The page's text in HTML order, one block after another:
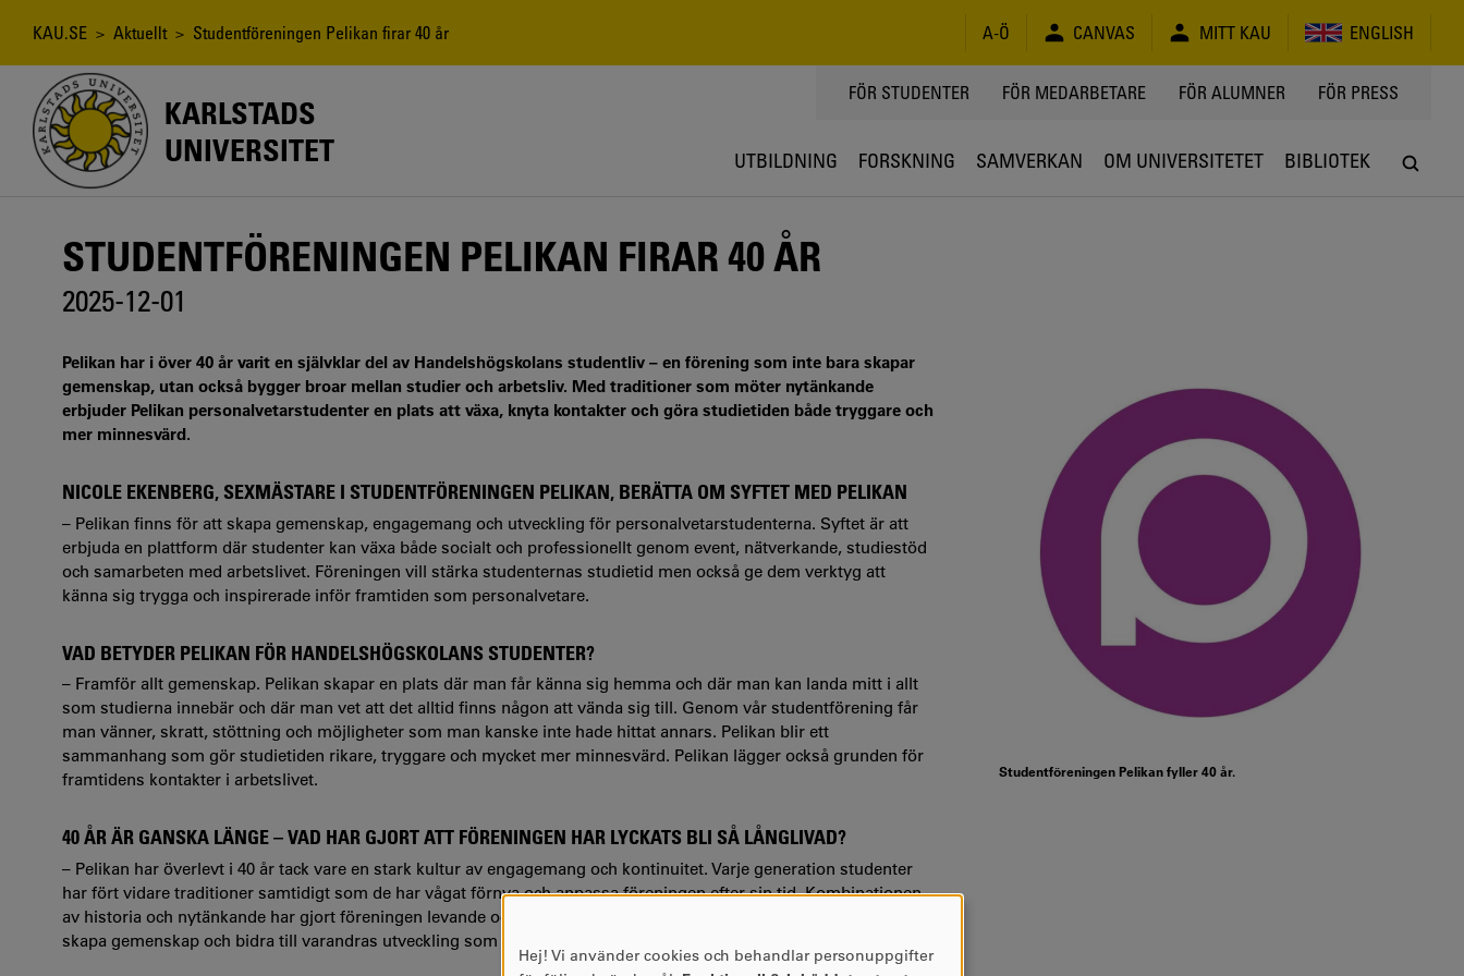
Länkstig
KAU.SE > Aktuellt > Studentföreningen Pelikan firar 40 år A-Ö CANVAS MITT KAU ENGLISH
KARLSTADS
UNIVERSITET
TOPPMENY
FÖR STUDENTER FÖR MEDARBETARE FÖR ALUMNER FÖR PRESS
UTBILDNING FORSKNING SAMVERKAN OM UNIVERSITETET BIBLIOTEK
STUDENTFÖRENINGEN PELIKAN FIRAR 40 ÅR
2025-12-01
Pelikan har i över 40 år varit en självklar del av Handelshögskolans studentliv – en förening som inte bara skapar
gemenskap, utan också bygger broar mellan studier och arbetsliv. Med traditioner som möter nytänkande
erbjuder Pelikan personalvetarstudenter en plats att växa, knyta kontakter och göra studietiden både tryggare och
mer minnesvärd.
NICOLE EKENBERG, SEXMÄSTARE I STUDENTFÖRENINGEN PELIKAN, BERÄTTA OM SYFTET MED PELIKAN
– Pelikan finns för att skapa gemenskap, engagemang och utveckling för personalvetarstudenterna. Syftet är att
erbjuda en plattform där studenter kan växa både socialt och professionellt genom event, nätverkande, studiestöd
och samarbeten med arbetslivet. Föreningen vill stärka studenternas studietid men också ge dem verktyg att
känna sig trygga och inspirerade inför framtiden som personalvetare.
VAD BETYDER PELIKAN FÖR HANDELSHÖGSKOLANS STUDENTER?
– Framför allt gemenskap. Pelikan skapar en plats där man får känna sig hemma och där man kan landa mitt i allt
som studierna innebär och där man vet att det alltid finns någon att vända sig till. Genom vår studentförening får
man vänner, skratt, stöttning och möjligheter som man kanske inte hade hittat annars. Pelikan blir ett
sammanhang som gör studietiden rikare, tryggare och mycket mer minnesvärd. Pelikan lägger också grunden för
framtidens kontakter i arbetslivet.
40 ÅR ÄR GANSKA LÄNGE – VAD HAR GJORT ATT FÖRENINGEN HAR LYCKATS BLI SÅ LÅNGLIVAD?
– Pelikan har överlevt i 40 år tack vare en stark kultur av engagemang och kontinuitet. Varje generation studenter
har fört vidare traditioner samtidigt som de har vågat förnya och anpassa föreningen efter sin tid. Kombinationen
av historia och nytänkande har gjort föreningen levande och relevant. Men framför allt är det studenternas vilja att
skapa gemenskap och bidra till varandras utveckling som har hållit Pelikan så stark genom alla år.
Studentföreningen Pelikan fyller 40 år.
ANVÄNDNING
Hej! Vi använder cookies och behandlar personuppgifter